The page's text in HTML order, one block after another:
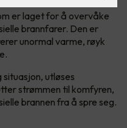
er laget for å overvåke
brannfarer. Den er
unormal varme, røyk
utløses
strømmen til komfyren,
brannen fra å spre seg.